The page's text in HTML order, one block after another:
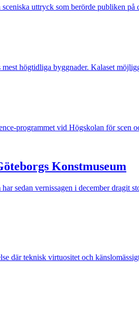
uttryck som berörde publiken på
högtidliga byggnader. Kalaset
programmet vid Högskolan för scen
Konstmuseum
sedan vernissagen i december dragit
där teknisk virtuositet och